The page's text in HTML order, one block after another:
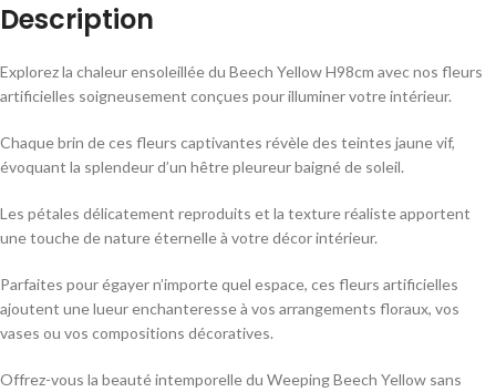
Description
Explorez la chaleur ensoleillée du Beech Yellow H98cm avec nos fleurs
artificielles soigneusement conçues pour illuminer votre intérieur.
Chaque brin de ces fleurs captivantes révèle des teintes jaune vif,
évoquant la splendeur d’un hêtre pleureur baigné de soleil.
Les pétales délicatement reproduits et la texture réaliste apportent
une touche de nature éternelle à votre décor intérieur.
Parfaites pour égayer n’importe quel espace, ces fleurs artificielles
ajoutent une lueur enchanteresse à vos arrangements floraux, vos
vases ou vos compositions décoratives.
Offrez-vous la beauté intemporelle du Weeping Beech Yellow sans